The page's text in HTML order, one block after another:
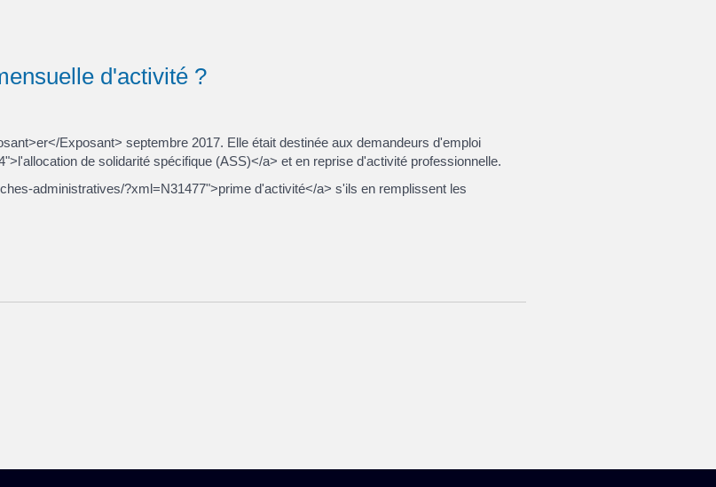
d'activité ?
Exposant> septembre 2017. Elle était destinée aux demandeurs d'emploi
de solidarité spécifique (ASS)</a> et en reprise d'activité professionnelle.
administratives/?xml=N31477">prime d'activité</a> s'ils en remplissent les